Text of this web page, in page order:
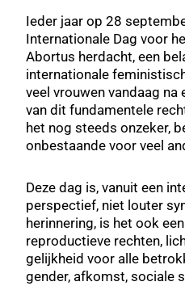
Ieder jaar op 28
Internationale Dag voor
Abortus herdacht, een
internationale
veel vrouwen vandaag na
van dit fundamentele
het nog steeds onzeker,
onbestaande voor veel
Deze dag is, vanuit een
perspectief, niet louter
herinnering, is het ook
reproductieve rechten,
gelijkheid voor alle
gender, afkomst, sociale